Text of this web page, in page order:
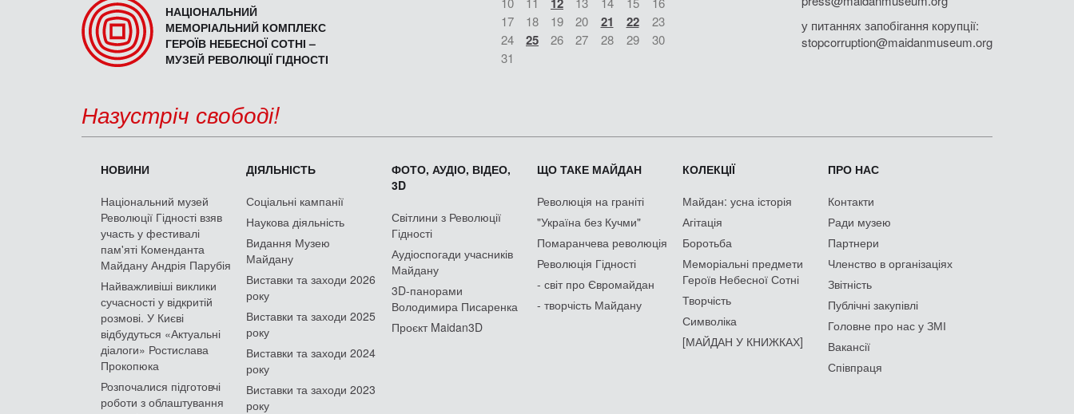
НАЦІОНАЛЬНИЙ
МЕМОРІАЛЬНИЙ КОМПЛЕКС
ГЕРОЇВ НЕБЕСНОЇ СОТНІ –
МУЗЕЙ РЕВОЛЮЦІЇ ГІДНОСТІ
17
18 19 20 21 22
23
24
25 26 27 28 29
30
31
у питаннях запобігання корупції:
stopcorruption@maidanmuseum.org
Назустріч свободі!
НОВИНИ
Національний музей
Революції Гідності взяв
участь у фестивалі
пам'яті Коменданта
Майдану Андрія Парубія
Найважливіші виклики
сучасності у відкритій
розмові. У Києві
відбудуться «Актуальні
діалоги» Ростислава
Прокопюка
Розпочалися підготовчі
роботи з облаштування
ДІЯЛЬНІСТЬ
Соціальні кампанії
Наукова діяльність
Видання Музею
Майдану
Виставки та заходи 2026
року
Виставки та заходи 2025
року
Виставки та заходи 2024
року
Виставки та заходи 2023
року
ФОТО, АУДІО, ВІДЕО,
3D
Світлини з Революції
Гідності
Аудіоспогади учасників
Майдану
3D-панорами
Володимира Писаренка
Проєкт Maidan3D
ЩО ТАКЕ МАЙДАН
Революція на граніті
"Україна без Кучми"
Помаранчева революція
Революція Гідності
- світ про Євромайдан
- творчість Майдану
КОЛЕКЦІЇ
Майдан: усна історія
Агітація
Боротьба
Меморіальні предмети
Героїв Небесної Сотні
Творчість
Символіка
[МАЙДАН У КНИЖКАХ]
ПРО НАС
Контакти
Ради музею
Партнери
Членство в організаціях
Звітність
Публічні закупівлі
Головне про нас у ЗМІ
Вакансії
Співпраця